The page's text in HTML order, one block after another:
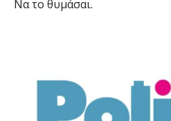
Να το θυμάσαι.